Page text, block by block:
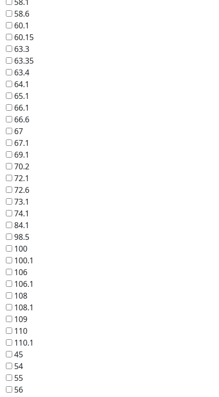
58.6
60.1
60.15
63.3
63.35
63.4
64.1
65.1
66.1
66.6
67
67.1
69.1
70.2
72.1
72.6
73.1
74.1
84.1
98.5
100
100.1
106
106.1
108
108.1
109
110
110.1
45
54
55
56